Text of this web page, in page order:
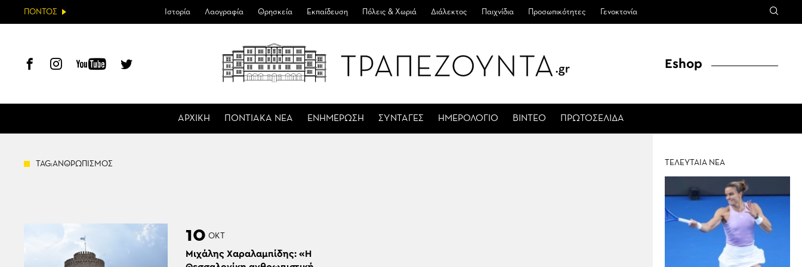
ΠΟΝΤΟΣ Ιστορία Λαογραφία Θρησκεία Εκπαίδευση Πόλεις & Χωριά Διάλεκτος Παιχνίδια Προσωπικότητες Γενοκτονία
ΑΡΧΙΚΗ ΠΟΝΤΙΑΚΑ ΝΕΑ ΕΝΗΜΕΡΩΣΗ ΣΥΝΤΑΓΕΣ ΗΜΕΡΟΛΟΓΙΟ ΒΙΝΤΕΟ ΠΡΩΤΟΣΕΛΙΔΑ
Eshop
TAG:ΑΝΘΡΩΠΙΣΜΟΣ
10 ΟΚΤ
Μιχάλης Χαραλαμπίδης: «Η
ΤΕΛΕΥΤΑΙΑ ΝΕΑ